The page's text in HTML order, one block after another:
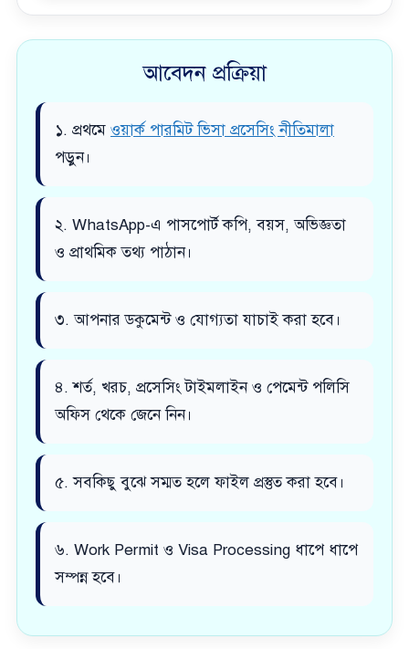
আবেদন প্রক্রিয়া
১. প্রথমে ওয়ার্ক পারমিট ভিসা প্রসেসিং নীতিমালা
পড়ুন।
২. WhatsApp-এ পাসপোর্ট কপি, বয়স, অভিজ্ঞতা
ও প্রাথমিক তথ্য পাঠান।
৩. আপনার ডকুমেন্ট ও যোগ্যতা যাচাই করা হবে।
৪. শর্ত, খরচ, প্রসেসিং টাইমলাইন ও পেমেন্ট পলিসি
অফিস থেকে জেনে নিন।
৫. সবকিছু বুঝে সম্মত হলে ফাইল প্রস্তুত করা হবে।
৬. Work Permit ও Visa Processing ধাপে ধাপে
সম্পন্ন হবে।